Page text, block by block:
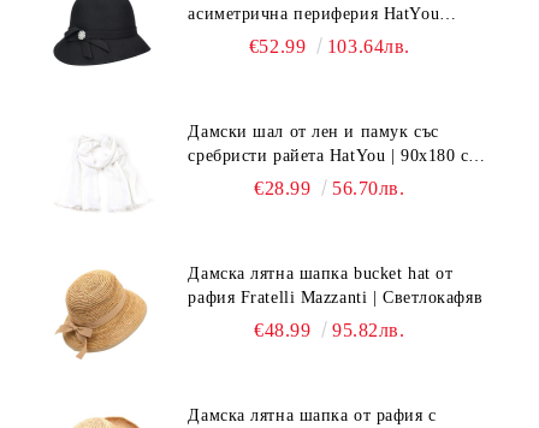
асиметрична периферия HatYou
CF0376 | Черен
€52.99 103.64лв.
Дамски шал от лен и памук със
сребристи райета HatYou | 90x180 см |
€28.99 56.70лв.
Дамска лятна шапка bucket hat от
рафия Fratelli Mazzanti | Светлокафяв
€48.99 95.82лв.
Дамска лятна шапка от рафия с